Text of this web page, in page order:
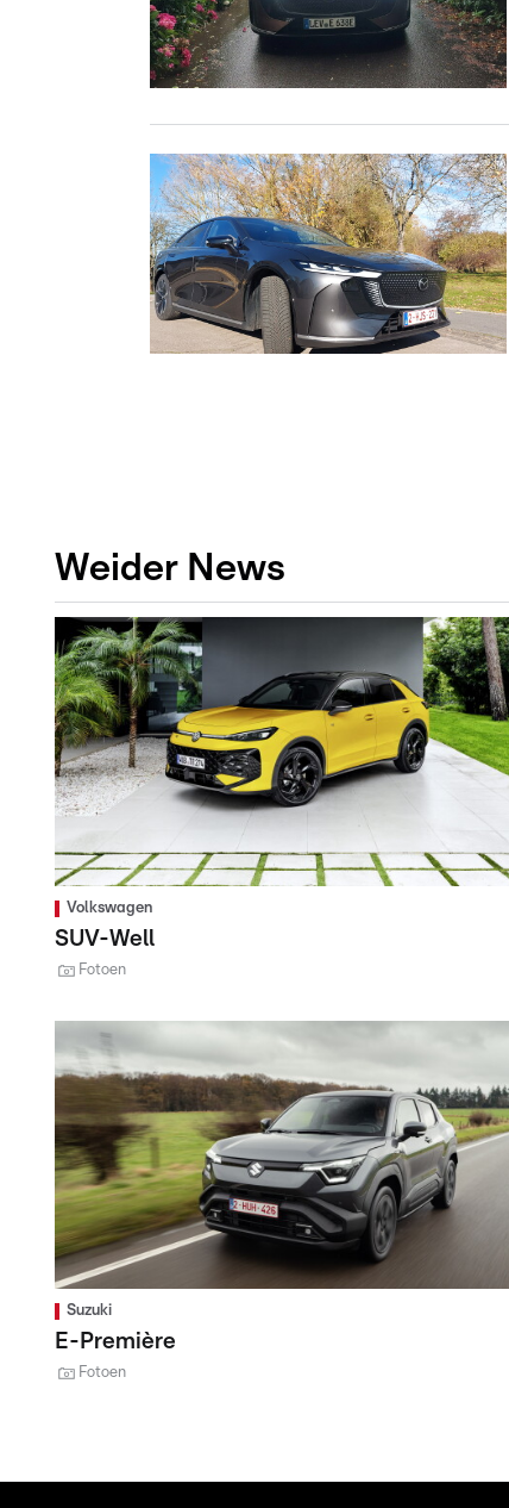
Weider News
Volkswagen
SUV-Well
Fotoen
Suzuki
E-Première
Fotoen